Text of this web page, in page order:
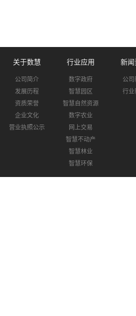
关于数慧
公司简介
发展历程
资质荣誉
企业文化
营业执照公示
行业应用
数字政府
智慧园区
智慧自然资源
数字农业
网上交易
智慧不动产
智慧林业
智慧环保
新闻
公司
行业